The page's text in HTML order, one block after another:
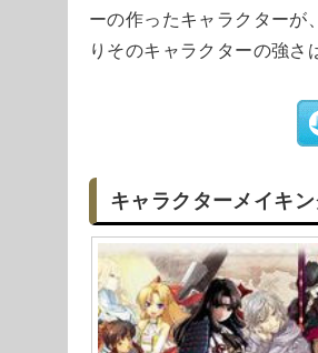
ーの作ったキャラクターが
りそのキャラクターの強さ
キャラクターメイキ